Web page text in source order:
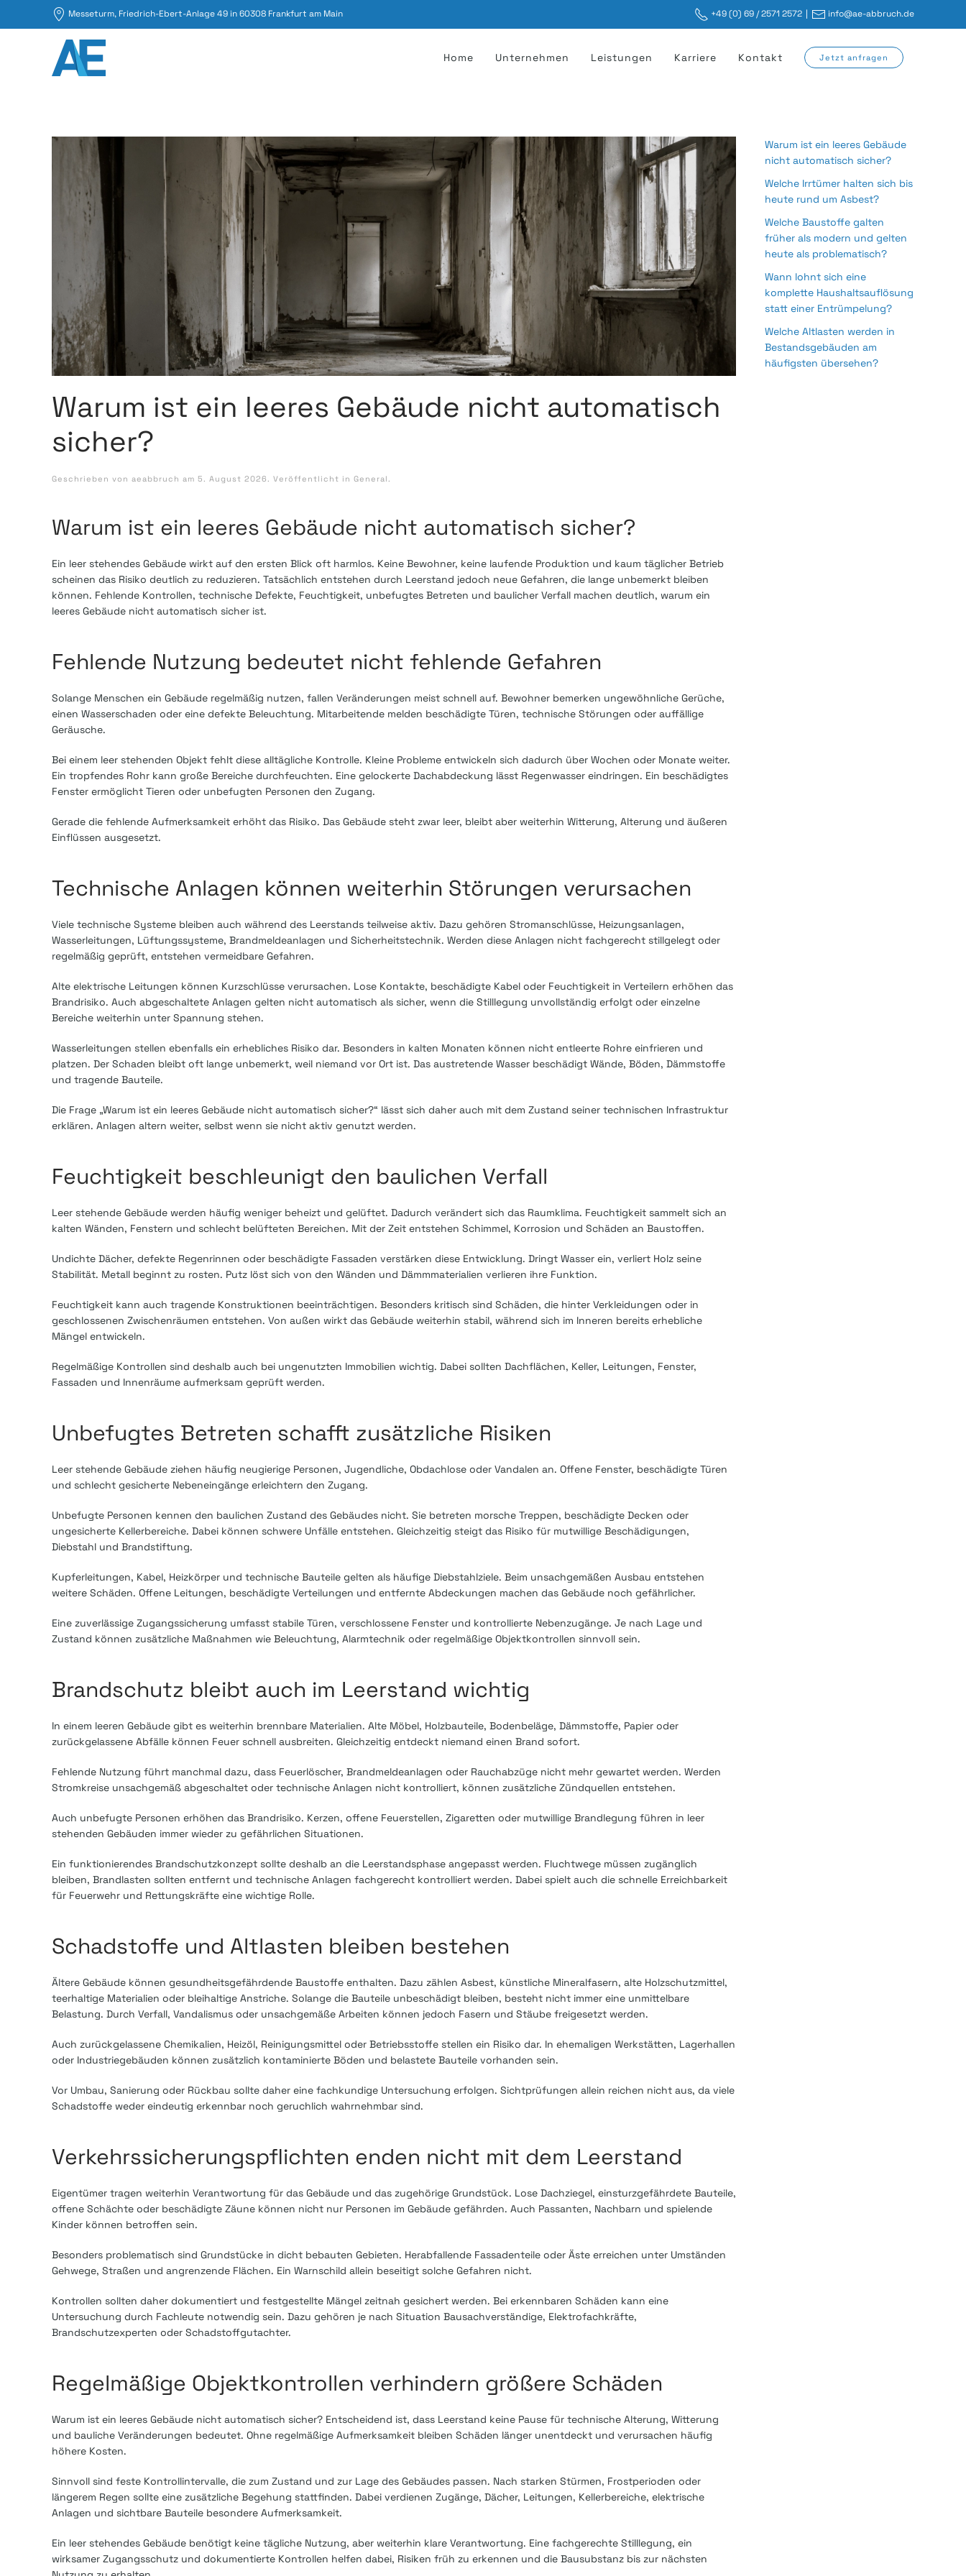
Messeturm, Friedrich-Ebert-Anlage 49 in 60308 Frankfurt am Main +49 (0) 69 / 2571 2572 | info@ae-abbruch.de
Home Unternehmen Leistungen Karriere Kontakt Jetzt anfragen
Warum ist ein leeres Gebäude nicht automatisch
sicher?
Geschrieben von aeabbruch am 5. August 2026. Veröffentlicht in General.
Warum ist ein leeres Gebäude nicht automatisch sicher?
Ein leer stehendes Gebäude wirkt auf den ersten Blick oft harmlos. Keine Bewohner, keine laufende Produktion und kaum täglicher Betrieb
scheinen das Risiko deutlich zu reduzieren. Tatsächlich entstehen durch Leerstand jedoch neue Gefahren, die lange unbemerkt bleiben
können. Fehlende Kontrollen, technische Defekte, Feuchtigkeit, unbefugtes Betreten und baulicher Verfall machen deutlich, warum ein
leeres Gebäude nicht automatisch sicher ist.
Fehlende Nutzung bedeutet nicht fehlende Gefahren
Solange Menschen ein Gebäude regelmäßig nutzen, fallen Veränderungen meist schnell auf. Bewohner bemerken ungewöhnliche Gerüche,
einen Wasserschaden oder eine defekte Beleuchtung. Mitarbeitende melden beschädigte Türen, technische Störungen oder auffällige
Geräusche.
Bei einem leer stehenden Objekt fehlt diese alltägliche Kontrolle. Kleine Probleme entwickeln sich dadurch über Wochen oder Monate weiter.
Ein tropfendes Rohr kann große Bereiche durchfeuchten. Eine gelockerte Dachabdeckung lässt Regenwasser eindringen. Ein beschädigtes
Fenster ermöglicht Tieren oder unbefugten Personen den Zugang.
Gerade die fehlende Aufmerksamkeit erhöht das Risiko. Das Gebäude steht zwar leer, bleibt aber weiterhin Witterung, Alterung und äußeren
Einflüssen ausgesetzt.
Technische Anlagen können weiterhin Störungen verursachen
Viele technische Systeme bleiben auch während des Leerstands teilweise aktiv. Dazu gehören Stromanschlüsse, Heizungsanlagen,
Wasserleitungen, Lüftungssysteme, Brandmeldeanlagen und Sicherheitstechnik. Werden diese Anlagen nicht fachgerecht stillgelegt oder
regelmäßig geprüft, entstehen vermeidbare Gefahren.
Alte elektrische Leitungen können Kurzschlüsse verursachen. Lose Kontakte, beschädigte Kabel oder Feuchtigkeit in Verteilern erhöhen das
Brandrisiko. Auch abgeschaltete Anlagen gelten nicht automatisch als sicher, wenn die Stilllegung unvollständig erfolgt oder einzelne
Bereiche weiterhin unter Spannung stehen.
Wasserleitungen stellen ebenfalls ein erhebliches Risiko dar. Besonders in kalten Monaten können nicht entleerte Rohre einfrieren und
platzen. Der Schaden bleibt oft lange unbemerkt, weil niemand vor Ort ist. Das austretende Wasser beschädigt Wände, Böden, Dämmstoffe
und tragende Bauteile.
Die Frage „Warum ist ein leeres Gebäude nicht automatisch sicher?“ lässt sich daher auch mit dem Zustand seiner technischen Infrastruktur
erklären. Anlagen altern weiter, selbst wenn sie nicht aktiv genutzt werden.
Feuchtigkeit beschleunigt den baulichen Verfall
Leer stehende Gebäude werden häufig weniger beheizt und gelüftet. Dadurch verändert sich das Raumklima. Feuchtigkeit sammelt sich an
kalten Wänden, Fenstern und schlecht belüfteten Bereichen. Mit der Zeit entstehen Schimmel, Korrosion und Schäden an Baustoffen.
Undichte Dächer, defekte Regenrinnen oder beschädigte Fassaden verstärken diese Entwicklung. Dringt Wasser ein, verliert Holz seine
Stabilität. Metall beginnt zu rosten. Putz löst sich von den Wänden und Dämmmaterialien verlieren ihre Funktion.
Feuchtigkeit kann auch tragende Konstruktionen beeinträchtigen. Besonders kritisch sind Schäden, die hinter Verkleidungen oder in
geschlossenen Zwischenräumen entstehen. Von außen wirkt das Gebäude weiterhin stabil, während sich im Inneren bereits erhebliche
Mängel entwickeln.
Regelmäßige Kontrollen sind deshalb auch bei ungenutzten Immobilien wichtig. Dabei sollten Dachflächen, Keller, Leitungen, Fenster,
Fassaden und Innenräume aufmerksam geprüft werden.
Unbefugtes Betreten schafft zusätzliche Risiken
Leer stehende Gebäude ziehen häufig neugierige Personen, Jugendliche, Obdachlose oder Vandalen an. Offene Fenster, beschädigte Türen
und schlecht gesicherte Nebeneingänge erleichtern den Zugang.
Unbefugte Personen kennen den baulichen Zustand des Gebäudes nicht. Sie betreten morsche Treppen, beschädigte Decken oder
ungesicherte Kellerbereiche. Dabei können schwere Unfälle entstehen. Gleichzeitig steigt das Risiko für mutwillige Beschädigungen,
Diebstahl und Brandstiftung.
Kupferleitungen, Kabel, Heizkörper und technische Bauteile gelten als häufige Diebstahlziele. Beim unsachgemäßen Ausbau entstehen
weitere Schäden. Offene Leitungen, beschädigte Verteilungen und entfernte Abdeckungen machen das Gebäude noch gefährlicher.
Eine zuverlässige Zugangssicherung umfasst stabile Türen, verschlossene Fenster und kontrollierte Nebenzugänge. Je nach Lage und
Zustand können zusätzliche Maßnahmen wie Beleuchtung, Alarmtechnik oder regelmäßige Objektkontrollen sinnvoll sein.
Brandschutz bleibt auch im Leerstand wichtig
In einem leeren Gebäude gibt es weiterhin brennbare Materialien. Alte Möbel, Holzbauteile, Bodenbeläge, Dämmstoffe, Papier oder
zurückgelassene Abfälle können Feuer schnell ausbreiten. Gleichzeitig entdeckt niemand einen Brand sofort.
Fehlende Nutzung führt manchmal dazu, dass Feuerlöscher, Brandmeldeanlagen oder Rauchabzüge nicht mehr gewartet werden. Werden
Stromkreise unsachgemäß abgeschaltet oder technische Anlagen nicht kontrolliert, können zusätzliche Zündquellen entstehen.
Auch unbefugte Personen erhöhen das Brandrisiko. Kerzen, offene Feuerstellen, Zigaretten oder mutwillige Brandlegung führen in leer
stehenden Gebäuden immer wieder zu gefährlichen Situationen.
Ein funktionierendes Brandschutzkonzept sollte deshalb an die Leerstandsphase angepasst werden. Fluchtwege müssen zugänglich
bleiben, Brandlasten sollten entfernt und technische Anlagen fachgerecht kontrolliert werden. Dabei spielt auch die schnelle Erreichbarkeit
für Feuerwehr und Rettungskräfte eine wichtige Rolle.
Schadstoffe und Altlasten bleiben bestehen
Ältere Gebäude können gesundheitsgefährdende Baustoffe enthalten. Dazu zählen Asbest, künstliche Mineralfasern, alte Holzschutzmittel,
teerhaltige Materialien oder bleihaltige Anstriche. Solange die Bauteile unbeschädigt bleiben, besteht nicht immer eine unmittelbare
Belastung. Durch Verfall, Vandalismus oder unsachgemäße Arbeiten können jedoch Fasern und Stäube freigesetzt werden.
Auch zurückgelassene Chemikalien, Heizöl, Reinigungsmittel oder Betriebsstoffe stellen ein Risiko dar. In ehemaligen Werkstätten, Lagerhallen
oder Industriegebäuden können zusätzlich kontaminierte Böden und belastete Bauteile vorhanden sein.
Vor Umbau, Sanierung oder Rückbau sollte daher eine fachkundige Untersuchung erfolgen. Sichtprüfungen allein reichen nicht aus, da viele
Schadstoffe weder eindeutig erkennbar noch geruchlich wahrnehmbar sind.
Verkehrssicherungspflichten enden nicht mit dem Leerstand
Eigentümer tragen weiterhin Verantwortung für das Gebäude und das zugehörige Grundstück. Lose Dachziegel, einsturzgefährdete Bauteile,
offene Schächte oder beschädigte Zäune können nicht nur Personen im Gebäude gefährden. Auch Passanten, Nachbarn und spielende
Kinder können betroffen sein.
Besonders problematisch sind Grundstücke in dicht bebauten Gebieten. Herabfallende Fassadenteile oder Äste erreichen unter Umständen
Gehwege, Straßen und angrenzende Flächen. Ein Warnschild allein beseitigt solche Gefahren nicht.
Kontrollen sollten daher dokumentiert und festgestellte Mängel zeitnah gesichert werden. Bei erkennbaren Schäden kann eine
Untersuchung durch Fachleute notwendig sein. Dazu gehören je nach Situation Bausachverständige, Elektrofachkräfte,
Brandschutzexperten oder Schadstoffgutachter.
Regelmäßige Objektkontrollen verhindern größere Schäden
Warum ist ein leeres Gebäude nicht automatisch sicher? Entscheidend ist, dass Leerstand keine Pause für technische Alterung, Witterung
und bauliche Veränderungen bedeutet. Ohne regelmäßige Aufmerksamkeit bleiben Schäden länger unentdeckt und verursachen häufig
höhere Kosten.
Sinnvoll sind feste Kontrollintervalle, die zum Zustand und zur Lage des Gebäudes passen. Nach starken Stürmen, Frostperioden oder
längerem Regen sollte eine zusätzliche Begehung stattfinden. Dabei verdienen Zugänge, Dächer, Leitungen, Kellerbereiche, elektrische
Anlagen und sichtbare Bauteile besondere Aufmerksamkeit.
Ein leer stehendes Gebäude benötigt keine tägliche Nutzung, aber weiterhin klare Verantwortung. Eine fachgerechte Stilllegung, ein
wirksamer Zugangsschutz und dokumentierte Kontrollen helfen dabei, Risiken früh zu erkennen und die Bausubstanz bis zur nächsten
Warum ist ein leeres Gebäude
nicht automatisch sicher?
Welche Irrtümer halten sich bis
heute rund um Asbest?
Welche Baustoffe galten
früher als modern und gelten
heute als problematisch?
Wann lohnt sich eine
komplette Haushaltsauflösung
statt einer Entrümpelung?
Welche Altlasten werden in
Bestandsgebäuden am
häufigsten übersehen?